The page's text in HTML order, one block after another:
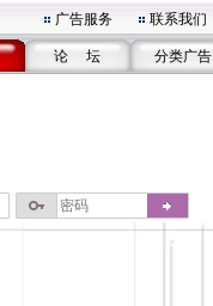
广告服务 联系我们
论 坛 分类广告